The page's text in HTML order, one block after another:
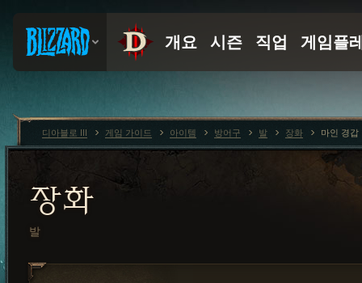
장화
발
디아블로 III 게임 가이드 아이템 방어구 발 장화 마인 경갑